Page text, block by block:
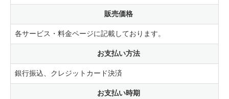
販売価格
各サービス・料金ページに記載しております。
お支払い方法
銀行振込、クレジットカード決済
お支払い時期